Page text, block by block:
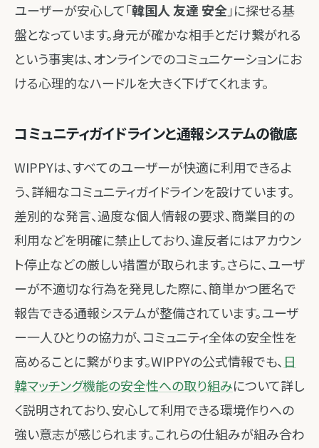
ユーザーが安心して「韓国人 友達 安全」に探せる基
盤となっています。身元が確かな相手とだけ繋がれる
という事実は、オンラインでのコミュニケーションにお
ける心理的なハードルを大きく下げてくれます。
コミュニティガイドラインと通報システムの徹底
WIPPYは、すべてのユーザーが快適に利用できるよ
う、詳細なコミュニティガイドラインを設けています。
差別的な発言、過度な個人情報の要求、商業目的の
利用などを明確に禁止しており、違反者にはアカウン
ト停止などの厳しい措置が取られます。さらに、ユーザ
ーが不適切な行為を発見した際に、簡単かつ匿名で
報告できる通報システムが整備されています。ユーザ
ー一人ひとりの協力が、コミュニティ全体の安全性を
高めることに繋がります。WIPPYの公式情報でも、 日
韓マッチング機能の安全性への取り組みについて詳し
く説明されており、安心して利用できる環境作りへの
強い意志が感じられます。これらの仕組みが組み合わ